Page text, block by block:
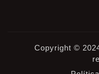
Copyright ©